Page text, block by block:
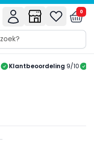
0
Klantbeoordeling 9/10